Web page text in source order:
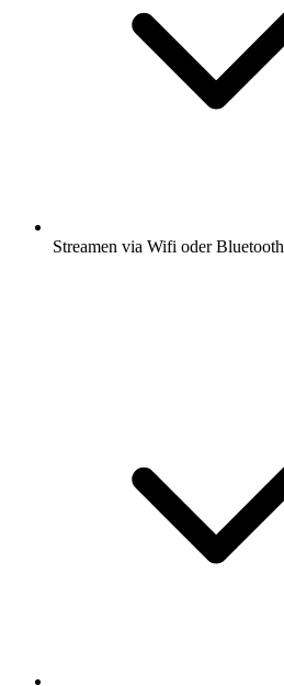
Streamen via Wifi oder Bluetooth